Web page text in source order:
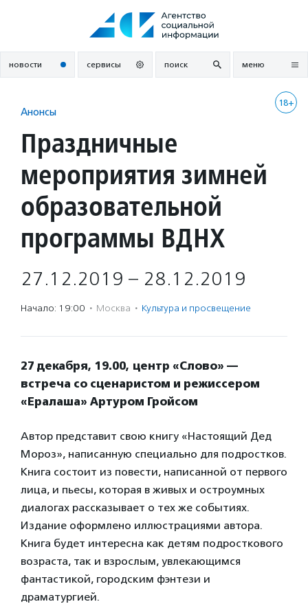
новости сервисы поиск меню
18+
Анонсы
Праздничные
мероприятия зимней
образовательной
программы ВДНХ
27.12.2019 – 28.12.2019
Начало: 19:00 · Москва · Культура и просвещение
27 декабря, 19.00, центр «Слово» —
встреча со сценаристом и режиссером
«Ералаша» Артуром Гройсом
Автор представит свою книгу «Настоящий Дед
Мороз», написанную специально для подростков.
Книга состоит из повести, написанной от первого
лица, и пьесы, которая в живых и остроумных
диалогах рассказывает о тех же событиях.
Издание оформлено иллюстрациями автора.
Книга будет интересна как детям подросткового
возраста, так и взрослым, увлекающимся
фантастикой, городским фэнтези и
драматургией.